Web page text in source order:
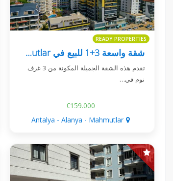
READY PROPERTIES
شقة واسعة 3+1 للبيع في Aydemir Park ، Mahmutlar
تقدم هذه الشقة الجميلة المكونة من 3 غرف
نوم في…
€159.000
Antalya - Alanya - Mahmutlar